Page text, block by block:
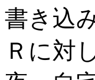
書き込
Ｒに対